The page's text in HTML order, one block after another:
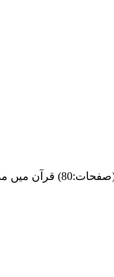
اقصی کا نام